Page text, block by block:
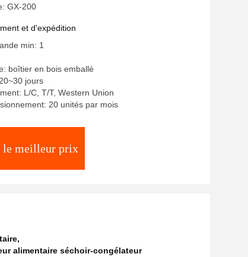
GX-200
et d'expédition
min: 1
boîtier en bois emballé
jours
L/C, T/T, Western Union
20 unités par mois
le meilleur prix
,
alimentaire séchoir-congélateur